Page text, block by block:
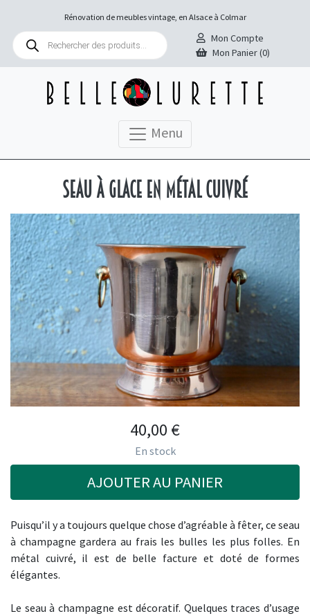
Rénovation de meubles vintage, en Alsace à Colmar
Recherche
produits
Mon Compte
Mon Panier (0)
Menu
Seau à glace en métal cuivré
40,00 €
En stock
AJOUTER AU PANIER
Puisqu’il y a toujours quelque chose d’agréable à fêter, ce seau
à champagne gardera au frais les bulles les plus folles. En
métal cuivré, il est de belle facture et doté de formes
élégantes.
Le seau à champagne est décoratif. Quelques traces d’usage